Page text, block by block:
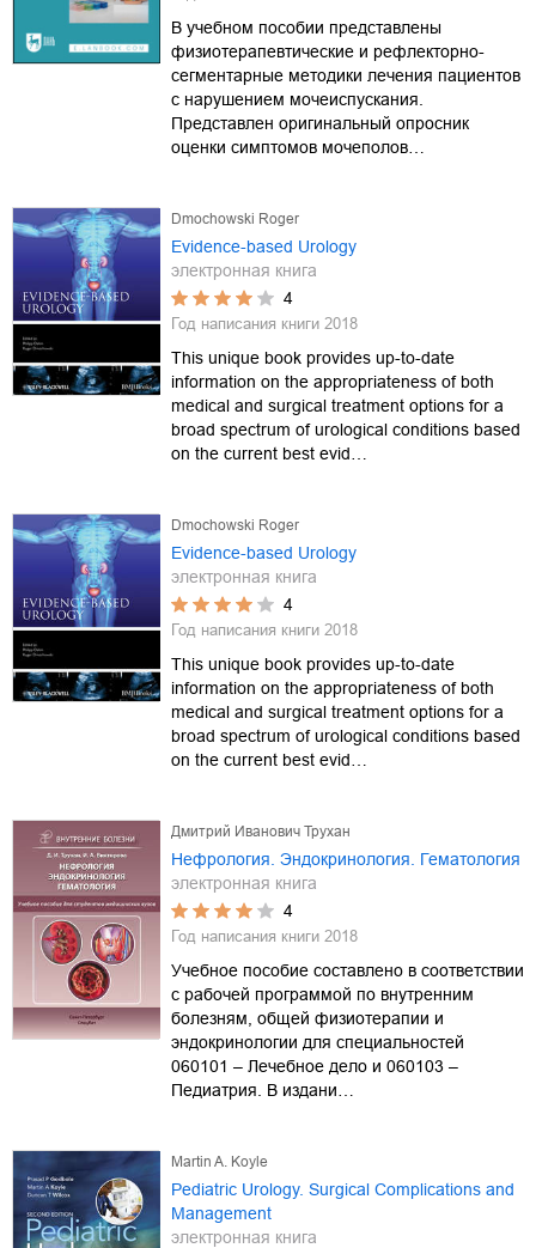
В учебном пособии представлены
физиотерапевтические и рефлекторно-
сегментарные методики лечения пациентов
с нарушением мочеиспускания.
Представлен оригинальный опросник
оценки симптомов мочеполов…
Dmochowski Roger
Evidence-based Urology
электронная книга
4
Год написания книги 2018
This unique book provides up-to-date
information on the appropriateness of both
medical and surgical treatment options for a
broad spectrum of urological conditions based
on the current best evid…
Dmochowski Roger
Evidence-based Urology
электронная книга
4
Год написания книги 2018
This unique book provides up-to-date
information on the appropriateness of both
medical and surgical treatment options for a
broad spectrum of urological conditions based
on the current best evid…
Дмитрий Иванович Трухан
Нефрология. Эндокринология. Гематология
электронная книга
4
Год написания книги 2018
Учебное пособие составлено в соответствии
с рабочей программой по внутренним
болезням, общей физиотерапии и
эндокринологии для специальностей
060101 – Лечебное дело и 060103 –
Педиатрия. В издани…
Martin A. Koyle
Pediatric Urology. Surgical Complications and
Management
электронная книга